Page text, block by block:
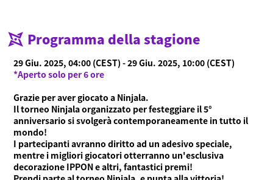
Programma della stagione
29 Giu. 2025, 04:00 (CEST) - 29 Giu. 2025, 10:00 (CEST)
*Aperto solo per 6 ore
Grazie per aver giocato a Ninjala.
Il torneo Ninjala organizzato per festeggiare il 5°
anniversario si svolgerà contemporaneamente in tutto il
mondo!
I partecipanti avranno diritto ad un adesivo speciale,
mentre i migliori giocatori otterranno un'esclusiva
decorazione IPPON e altri, fantastici premi!